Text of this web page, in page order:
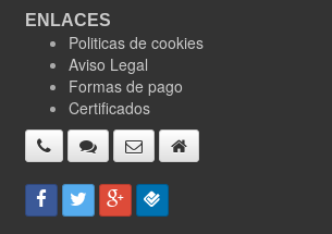
ENLACES
Politicas de cookies
Aviso Legal
Formas de pago
Certificados